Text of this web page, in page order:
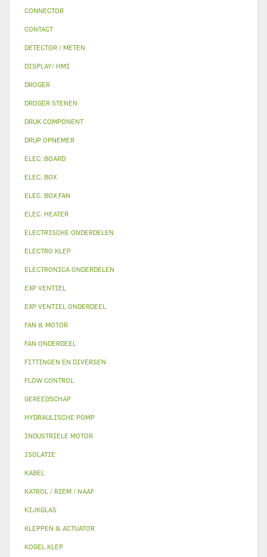
CONNECTOR
CONTACT
DETECTOR / METEN
DISPLAY/ HMI
DROGER
DROGER STENEN
DRUK COMPONENT
DRUP OPNEMER
ELEC. BOARD
ELEC. BOX
ELEC. BOX FAN
ELEC. HEATER
ELECTRISCHE ONDERDELEN
ELECTRO KLEP
ELECTRONICA ONDERDELEN
EXP VENTIEL
EXP VENTIEL ONDERDEEL
FAN & MOTOR
FAN ONDERDEEL
FITTINGEN EN DIVERSEN
FLOW CONTROL
GEREEDSCHAP
HYDRAULISCHE POMP
INDUSTRIELE MOTOR
ISOLATIE
KABEL
KATROL / RIEM / NAAF
KIJKGLAS
KLEPPEN & ACTUATOR
KOGEL KLEP